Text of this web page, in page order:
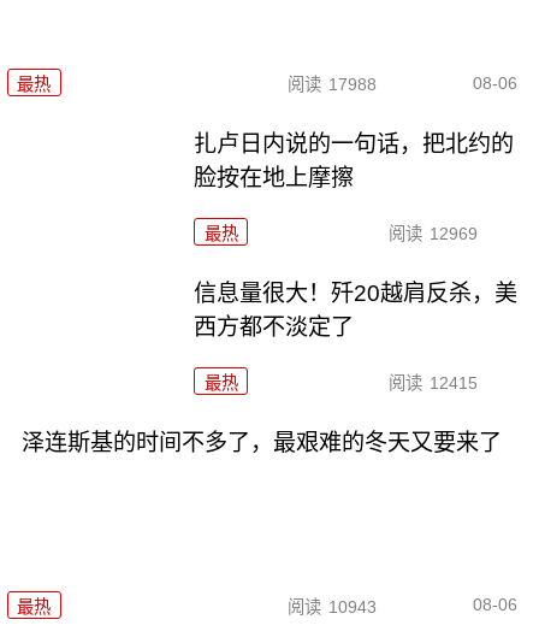
最热 阅读 17988 08-06
扎卢日内说的一句话，把北约的
脸按在地上摩擦
最热 阅读 12969
信息量很大！歼20越肩反杀，美
西方都不淡定了
最热 阅读 12415
泽连斯基的时间不多了，最艰难的冬天又要来了
最热 阅读 10943 08-06